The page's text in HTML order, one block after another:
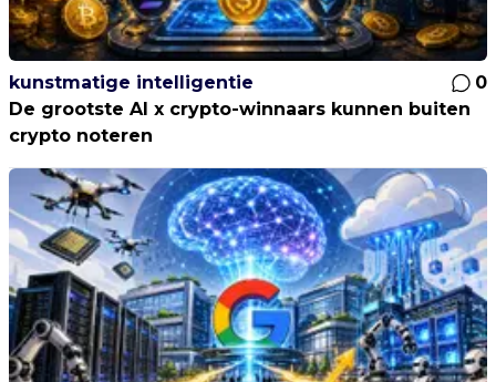
kunstmatige intelligentie
0
De grootste AI x crypto-winnaars kunnen buiten
crypto noteren